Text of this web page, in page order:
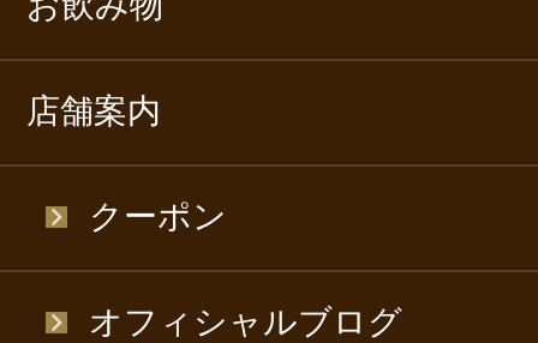
店舗案内
クーポン
オフィシャルブログ